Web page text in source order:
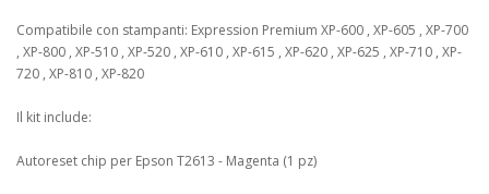
Compatibile con stampanti: Expression Premium XP-600 , XP-605 , XP-700
, XP-800 , XP-510 , XP-520 , XP-610 , XP-615 , XP-620 , XP-625 , XP-710 , XP-
720 , XP-810 , XP-820
Il kit include:
Autoreset chip per Epson T2613 - Magenta (1 pz)